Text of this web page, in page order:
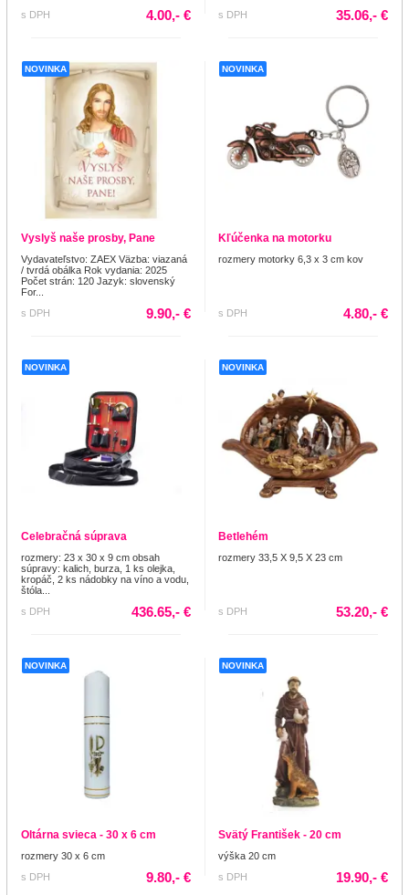
s DPH
4.00,- € s DPH 35.06,- €
NOVINKA
Vyslyš naše prosby, Pane
Vydavateľstvo: ZAEX Väzba: viazaná
/ tvrdá obálka Rok vydania: 2025
Počet strán: 120 Jazyk: slovenský
For...
s DPH
9.90,- €
NOVINKA
Kľúčenka na motorku
rozmery motorky 6,3 x 3 cm kov
s DPH 4.80,- €
NOVINKA
Celebračná súprava
rozmery: 23 x 30 x 9 cm obsah
súpravy: kalich, burza, 1 ks olejka,
kropáč, 2 ks nádobky na víno a vodu,
štóla...
s DPH
436.65,- €
NOVINKA
Betlehém
rozmery 33,5 X 9,5 X 23 cm
s DPH 53.20,- €
NOVINKA
Oltárna svieca - 30 x 6 cm
rozmery 30 x 6 cm
s DPH
9.80,- €
NOVINKA
Svätý František - 20 cm
výška 20 cm
s DPH
19.90,- €